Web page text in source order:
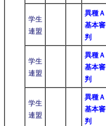
学生
連盟
異種Ａ
基本審
判
学生
連盟
異種Ａ
基本審
判
学生
連盟
異種Ａ
基本審
判